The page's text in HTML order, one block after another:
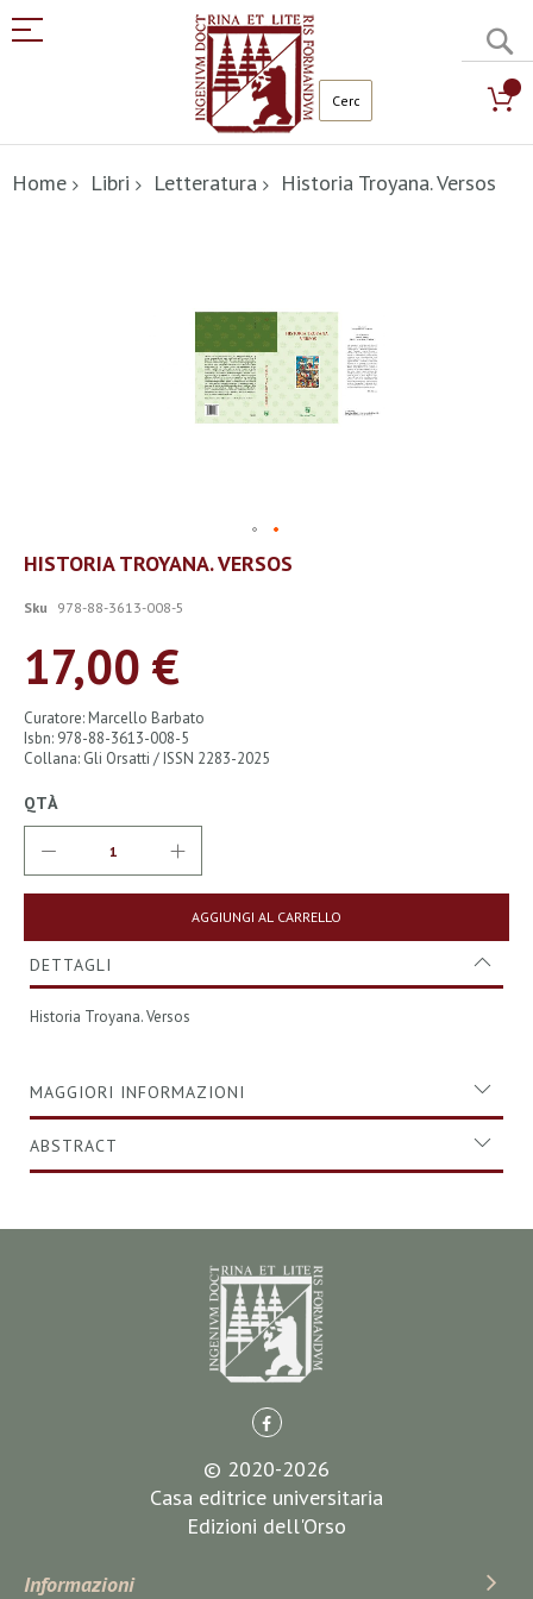
al
contenuto
Home Libri Letteratura Historia Troyana. Versos
Vai
all'inizio
galleria
immagini
HISTORIA TROYANA. VERSOS
Sku 978-88-3613-008-5
17,00 €
Curatore: Marcello Barbato
Isbn: 978-88-3613-008-5
Collana: Gli Orsatti / ISSN 2283-2025
QTÀ
AGGIUNGI AL CARRELLO
DETTAGLI
Historia Troyana. Versos
MAGGIORI INFORMAZIONI
ABSTRACT
© 2020-2026
Casa editrice universitaria
Edizioni dell'Orso
Informazioni